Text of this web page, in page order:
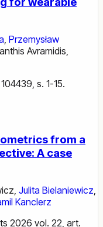
Przemysław
Avramidis
s. 1-15.
from a
A case
, Julita Bielaniewicz,
Kanclerz
2026 vol. 22, art.